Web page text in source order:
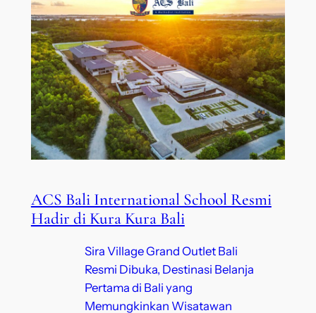
ACS Bali International School Resmi
Hadir di Kura Kura Bali
Sira Village Grand Outlet Bali
Resmi Dibuka, Destinasi Belanja
Pertama di Bali yang
Memungkinkan Wisatawan